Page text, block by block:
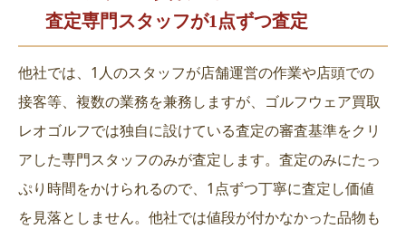
査定専門スタッフが1点ずつ査定
他社では、1人のスタッフが店舗運営の作業や店頭での
接客等、複数の業務を兼務しますが、ゴルフウェア買取
レオゴルフでは独自に設けている査定の審査基準をクリ
アした専門スタッフのみが査定します。査定のみにたっ
ぷり時間をかけられるので、1点ずつ丁寧に査定し価値
を見落としません。他社では値段が付かなかった品物も